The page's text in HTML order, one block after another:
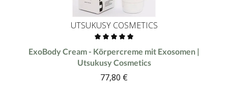
UTSUKUSY COSMETICS
Durchschnittliche Bewertung von 0 von 5 Sternen
ExoBody Cream - Körpercreme mit Exosomen |
Utsukusy Cosmetics
Regulärer Preis:
77,80 €